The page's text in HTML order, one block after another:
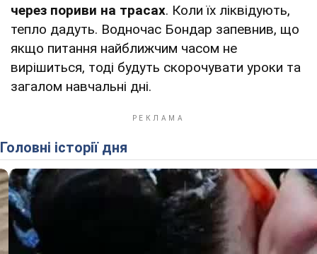
через пориви на трасах. Коли їх ліквідують,
тепло дадуть. Водночас Бондар запевнив, що
якщо питання найближчим часом не
вирішиться, тоді будуть скорочувати уроки та
загалом навчальні дні.
Головні історії дня